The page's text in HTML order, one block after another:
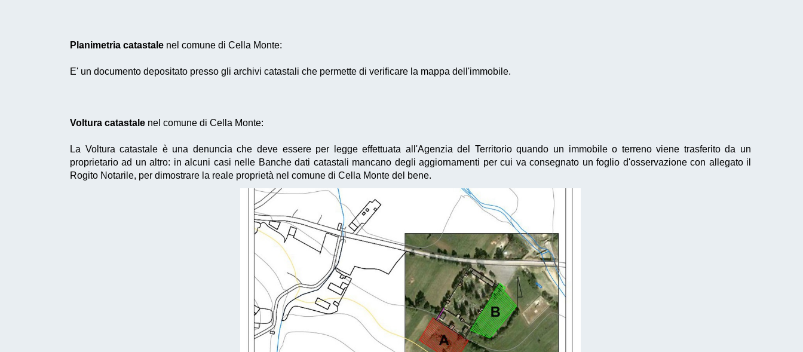
Planimetria catastale nel comune di Cella Monte:
E' un documento depositato presso gli archivi catastali che permette di verificare la mappa dell'immobile.
Voltura catastale nel comune di Cella Monte:
La Voltura catastale è una denuncia che deve essere per legge effettuata all'Agenzia del Territorio quando un immobile o terreno viene trasferito da un
proprietario ad un altro: in alcuni casi nelle Banche dati catastali mancano degli aggiornamenti per cui va consegnato un foglio d'osservazione con allegato il
Rogito Notarile, per dimostrare la reale proprietà nel comune di Cella Monte del bene.